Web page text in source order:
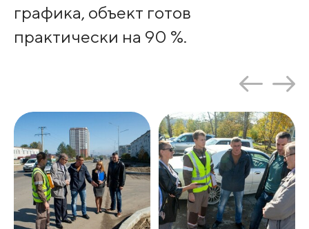
графика, объект готов
практически на 90 %.